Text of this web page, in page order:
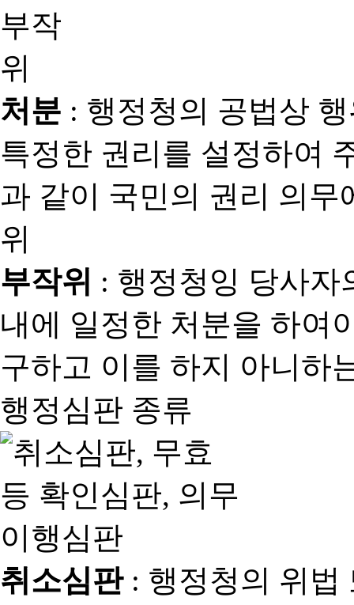
처분 : 행정청의 공법상
특정한 권리를 설정하여
과 같이 국민의 권리 의
위
부작위 : 행정청잉 당사자
내에 일정한 처분을 하여
구하고 이를 하지 아니하
행정심판 종류
취소심판: 행정청의 위법